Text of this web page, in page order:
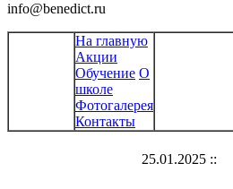
info@benedict.ru
На главную
Акции
Обучение О
школе
Фотогалерея
Контакты
25.01.2025 ::